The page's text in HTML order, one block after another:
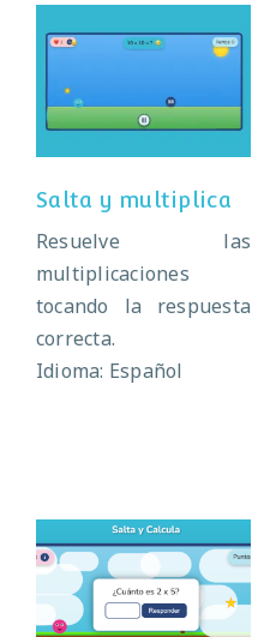
multiplica
Salta y multiplica
Resuelve las
multiplicaciones
tocando la respuesta
correcta.
Idioma: Español
Salta y calcula